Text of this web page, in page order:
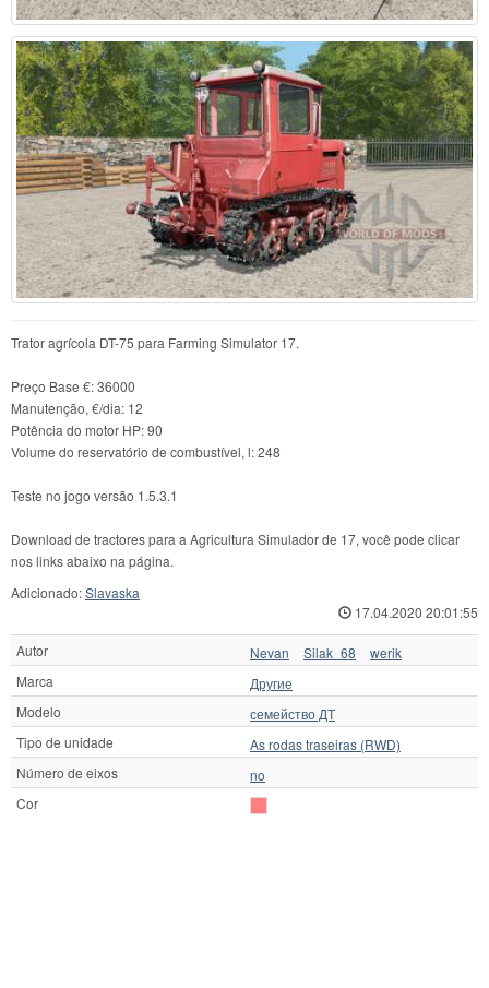
Trator agrícola DT-75 para Farming Simulator 17.
Preço Base €: 36000
Manutenção, €/dia: 12
Potência do motor HP: 90
Volume do reservatório de combustível, l: 248
Teste no jogo versão 1.5.3.1
Download de tractores para a Agricultura Simulador de 17, você pode clicar
nos links abaixo na página.
Adicionado:Slavaska
17.04.2020 20:01:55
Autor Nevan Silak_68
werik
Marca
Другие
Modelo
семейство ДТ
Tipo de unidade
As rodas traseiras (RWD)
Número de eixos
no
Cor